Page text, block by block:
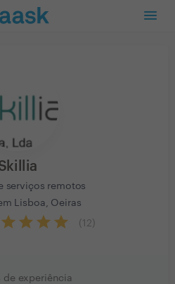
serviços remotos
Lisboa, Oeiras
12
de experiência